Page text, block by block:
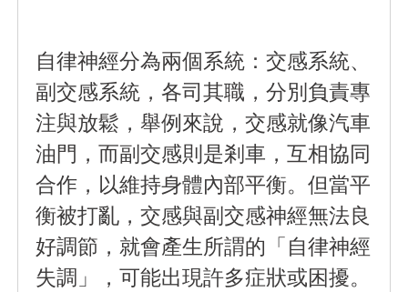
自律神經分為兩個系統：交感系統、
副交感系統，各司其職，分別負責專
注與放鬆，舉例來說，交感就像汽車
油門，而副交感則是剎車，互相協同
合作，以維持身體內部平衡。但當平
衡被打亂，交感與副交感神經無法良
好調節，就會產生所謂的「自律神經
失調」，可能出現許多症狀或困擾。